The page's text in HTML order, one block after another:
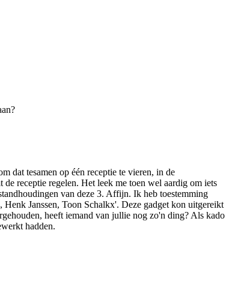
dat tesamen op één receptie te vieren, in de
receptie regelen. Het leek me toen wel aardig om iets
van deze 3. Affijn. Ik heb toestemming
Janssen, Toon Schalkx'. Deze gadget kon uitgereikt
heeft iemand van jullie nog zo'n ding? Als kado
hadden.